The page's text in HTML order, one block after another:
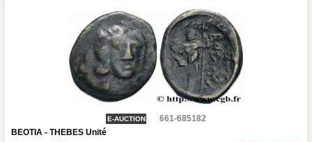
E-AUCTION
661-685182
BEOTIA - THEBES Unité